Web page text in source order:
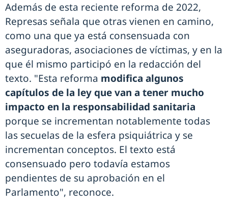
Además de esta reciente reforma de 2022,
Represas señala que otras vienen en camino,
como una que ya está consensuada con
aseguradoras, asociaciones de víctimas, y en la
que él mismo participó en la redacción del
texto. "Esta reforma modifica algunos
capítulos de la ley que van a tener mucho
impacto en la responsabilidad sanitaria
porque se incrementan notablemente todas
las secuelas de la esfera psiquiátrica y se
incrementan conceptos. El texto está
consensuado pero todavía estamos
pendientes de su aprobación en el
Parlamento", reconoce.